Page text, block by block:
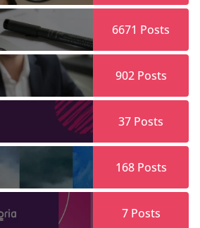
6671 Posts
902Posts
37 Posts
168Posts
7Posts